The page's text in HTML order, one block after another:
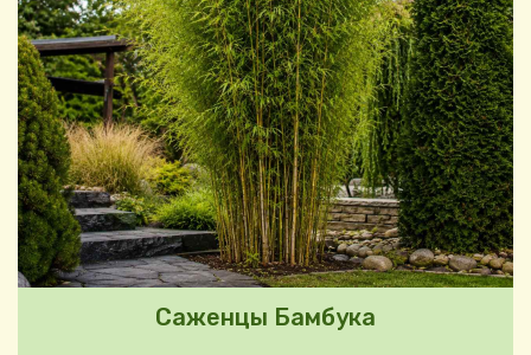
Саженцы Бамбука